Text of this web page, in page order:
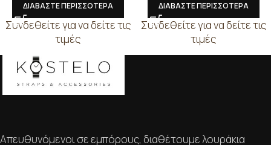
ΔΙΑΒΑΣΤΕ ΠΕΡΙΣΣΟΤΕΡΑ
Συνδεθείτε για να δείτε τις
τιμές
ΔΙΑΒΑΣΤΕ ΠΕΡΙΣΣΟΤΕΡΑ
Συνδεθείτε για να δείτε τις
τιμές
Απευθυνόμενοι σε εμπόρους, διαθέτουμε λουράκια